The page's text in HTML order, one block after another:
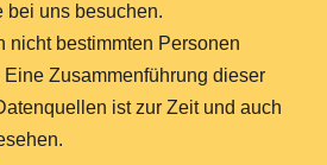
bei uns besuchen.
nicht bestimmten Personen
Zusammenführung dieser
ist zur Zeit und auch